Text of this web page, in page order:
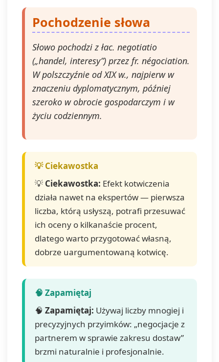
Pochodzenie słowa
Słowo pochodzi z łac. negotiatio
(„handel, interesy”) przez fr. négociation.
W polszczyźnie od XIX w., najpierw w
znaczeniu dyplomatycznym, później
szeroko w obrocie gospodarczym i w
życiu codziennym.
💡 Ciekawostka: Efekt kotwiczenia
działa nawet na ekspertów — pierwsza
liczba, którą usłyszą, potrafi przesuwać
ich oceny o kilkanaście procent,
dlatego warto przygotować własną,
dobrze uargumentowaną kotwicę.
🧠 Zapamiętaj: Używaj liczby mnogiej i
precyzyjnych przyimków: „negocjacje z
partnerem w sprawie zakresu dostaw”
brzmi naturalnie i profesjonalnie.